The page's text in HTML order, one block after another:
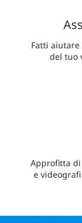
Fatti
del tuo
Approfitta
e